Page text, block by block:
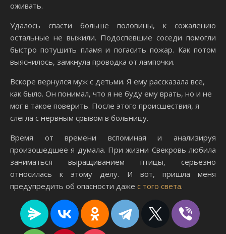
оживать.
Удалось спасти больше половины, к сожалению
остальные не выжили. Подоспевшие соседи помогли
быстро потушить пламя и погасить пожар. Как потом
выяснилось, замкнула проводка от лампочки.
Вскоре вернулся муж с детьми. Я ему рассказала все,
как было. Он понимал, что я не буду ему врать, но и не
мог в такое поверить. После этого происшествия, я
слегла с нервным срывом в больницу.
Время от времени вспоминая и анализируя
произошедшее я думала. При жизни Свекровь любила
заниматься выращиванием птицы, серьезно
относилась к этому делу. И вот, пришла меня
предупредить об опасности даже с того света.